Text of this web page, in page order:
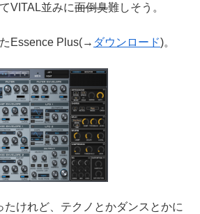
VITAL並みに面倒臭難しそう。
Essence Plus(→ ダウンロード)。
たけれど、テクノとかダンスとかに